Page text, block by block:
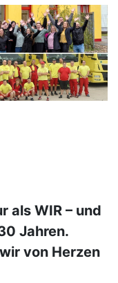
als WIR – und
Jahren.
von Herzen